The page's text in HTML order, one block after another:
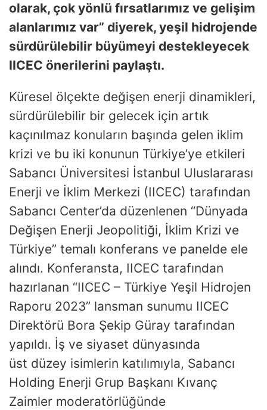
olarak, çok yönlü fırsatlarımız ve gelişim
alanlarımız var” diyerek, yeşil hidrojende
sürdürülebilir büyümeyi destekleyecek
IICEC önerilerini paylaştı.
Küresel ölçekte değişen enerji dinamikleri,
sürdürülebilir bir gelecek için artık
kaçınılmaz konuların başında gelen iklim
krizi ve bu iki konunun Türkiye’ye etkileri
Sabancı Üniversitesi İstanbul Uluslararası
Enerji ve İklim Merkezi (IICEC) tarafından
Sabancı Center’da düzenlenen “Dünyada
Değişen Enerji Jeopolitiği, İklim Krizi ve
Türkiye” temalı konferans ve panelde ele
alındı. Konferansta, IICEC tarafından
hazırlanan “IICEC – Türkiye Yeşil Hidrojen
Raporu 2023” lansman sunumu IICEC
Direktörü Bora Şekip Güray tarafından
yapıldı. İş ve siyaset dünyasında
üst düzey isimlerin katılımıyla, Sabancı
Holding Enerji Grup Başkanı Kıvanç
Zaimler moderatörlüğünde